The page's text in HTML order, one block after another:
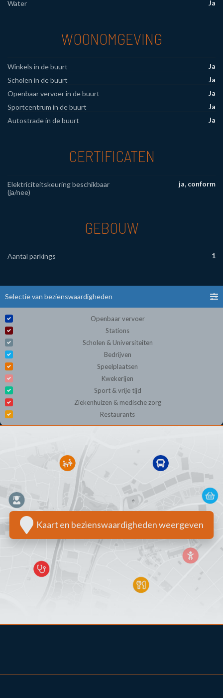
Water Ja
WOONOMGEVING
Winkels in de buurt
Ja
Scholen in de buurt
Ja
Openbaar vervoer in de buurt
Ja
Sportcentrum in de buurt
Ja
Autostrade in de buurt
Ja
CERTIFICATEN
Elektriciteitskeuring beschikbaar
(ja/nee)
ja, conform
GEBOUW
Aantal parkings 1
Selectie van bezienswaardigheden
Openbaar vervoer
Stations
Scholen & Universiteiten
Bedrijven
Speelplaatsen
Kwekerijen
Sport & vrije tijd
Ziekenhuizen & medische zorg
Restaurants
Kaart en bezienswaardigheden weergeven